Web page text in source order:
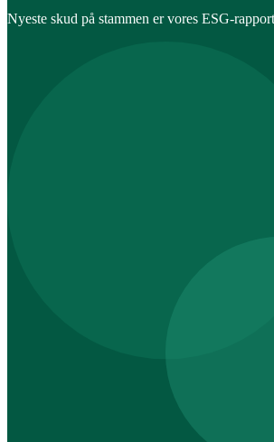
Nyeste skud på stammen er vores ESG-